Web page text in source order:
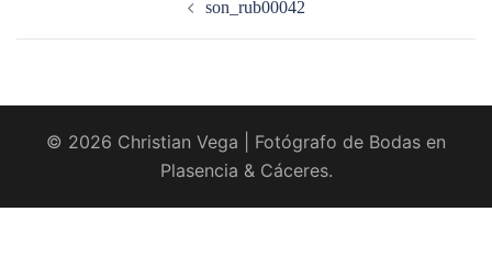
son_rub00042
© 2026 Christian Vega | Fotógrafo de Bodas en
Plasencia & Cáceres.